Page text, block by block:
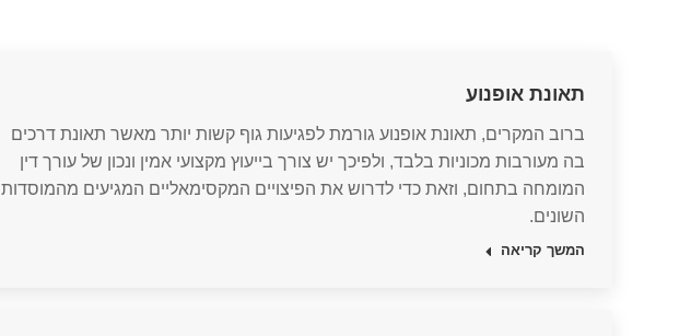
תאונת אופנוע
ברוב המקרים, תאונת אופנוע גורמת לפגיעות גוף קשות יותר מאשר תאונת דרכים
בה מעורבות מכוניות בלבד, ולפיכך יש צורך בייעוץ מקצועי אמין ונכון של עורך דין
המומחה בתחום, וזאת כדי לדרוש את הפיצויים המקסימאליים המגיעים מהמוסדות
השונים.
המשך קריאה